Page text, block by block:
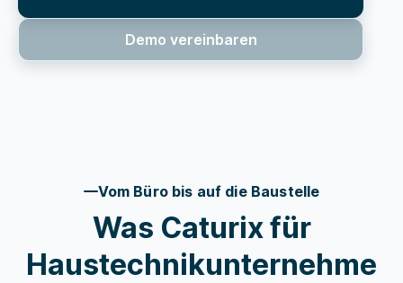
Demo vereinbaren
Vom Büro bis auf die Baustelle
Was Caturix für
Haustechnikunternehme